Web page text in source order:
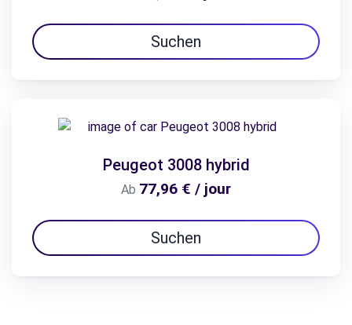
Suchen
Peugeot 3008 hybrid
Ab 77,96 € / jour
Suchen